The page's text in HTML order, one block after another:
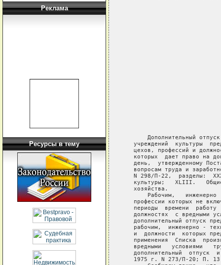
Реклама
Ресурсы в тему
Дополнительный
учреждений  культуры
цехов, профессий и
которых  дает право на
день,  утвержденному
вопросам труда и
N 298/П-22,  разделы:
культуры;   XLIII.
   хозяйства.
Рабочим,   инженерно
профессии которых не
периоды  времени  работу
должностях  с вредными
дополнительный отпуск
рабочим,  инженерно -
и  должности  которых
применения  Списка
вредными   условиями
дополнительный  отпуск
1975 г. N 273/П-20; П.